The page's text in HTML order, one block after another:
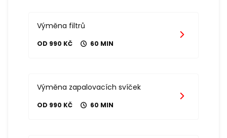
Výměna filtrů
OD 990 KČ 60 MIN
Výměna zapalovacích svíček
OD 990 KČ 60 MIN